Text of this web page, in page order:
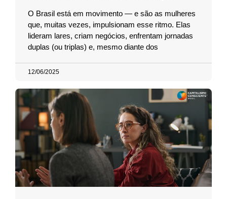
O Brasil está em movimento — e são as mulheres
que, muitas vezes, impulsionam esse ritmo. Elas
lideram lares, criam negócios, enfrentam jornadas
duplas (ou triplas) e, mesmo diante dos
12/06/2025